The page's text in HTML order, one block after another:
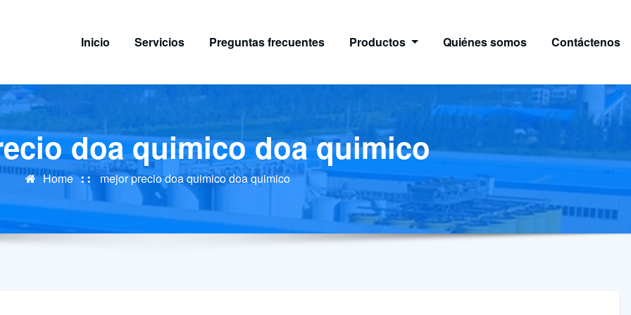
Inicio Servicios Preguntas frecuentes Productos Quiénes somos Contáctenos
doa quimico doa quimico
Home mejor precio doa quimico doa quimico